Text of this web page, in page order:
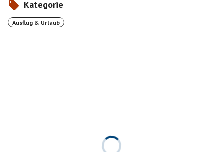
Kategorie
Ausflug & Urlaub